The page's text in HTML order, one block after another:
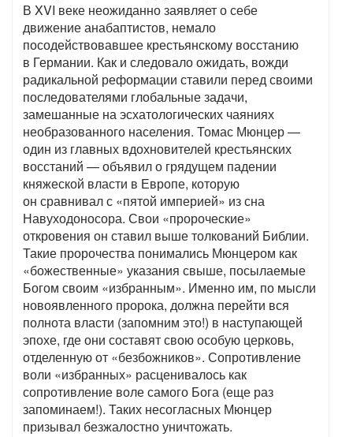
В XVI веке неожиданно заявляет о себе
движение анабаптистов, немало
посодействовавшее крестьянскому восстанию
в Германии. Как и следовало ожидать, вожди
радикальной реформации ставили перед своими
последователями глобальные задачи,
замешанные на эсхатологических чаяниях
необразованного населения. Томас Мюнцер —
один из главных вдохновителей крестьянских
восстаний — объявил о грядущем падении
княжеской власти в Европе, которую
он сравнивал с «пятой империей» из сна
Навуходоносора. Свои «пророческие»
откровения он ставил выше толкований Библии.
Такие пророчества понимались Мюнцером как
«божественные» указания свыше, посылаемые
Богом своим «избранным». Именно им, по мысли
новоявленного пророка, должна перейти вся
полнота власти (запомним это!) в наступающей
эпохе, где они составят свою особую церковь,
отделенную от «безбожников». Сопротивление
воли «избранных» расценивалось как
сопротивление воле самого Бога (еще раз
запоминаем!). Таких несогласных Мюнцер
призывал безжалостно уничтожать.